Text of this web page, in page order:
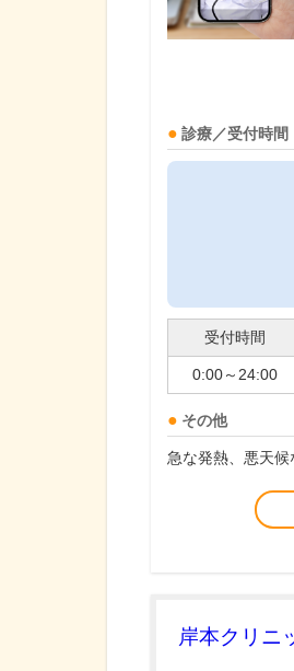
診療／受付時間
受付時間
0:00～24:00
その他
急な発熱、悪天
岸本クリニ